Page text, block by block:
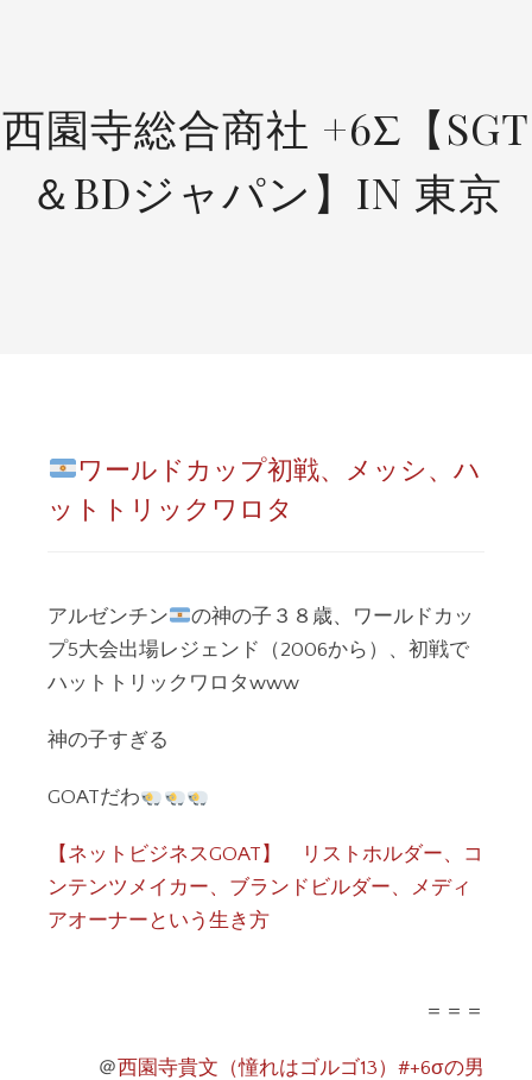
西園寺総合商社 +6Σ【SGT
＆BDジャパン】IN 東京
ワールドカップ初戦、メッシ、ハ
ットトリックワロタ
アルゼンチン
の神の子３８歳、ワールドカッ
プ5大会出場レジェンド（2006から）、初戦で
ハットトリックワロタwww
神の子すぎる
GOATだわ
【ネットビジネスGOAT】 リストホルダー、コ
ンテンツメイカー、ブランドビルダー、メディ
アオーナーという生き方
＝＝＝
＠西園寺貴文（憧れはゴルゴ13）#+6σの男